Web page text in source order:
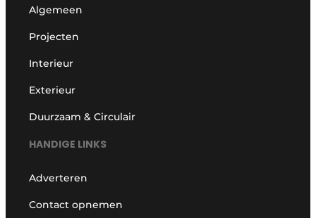
Algemeen
Projecten
Interieur
Exterieur
Duurzaam & Circulair
HANDIGE LINKS
Adverteren
Contact opnemen